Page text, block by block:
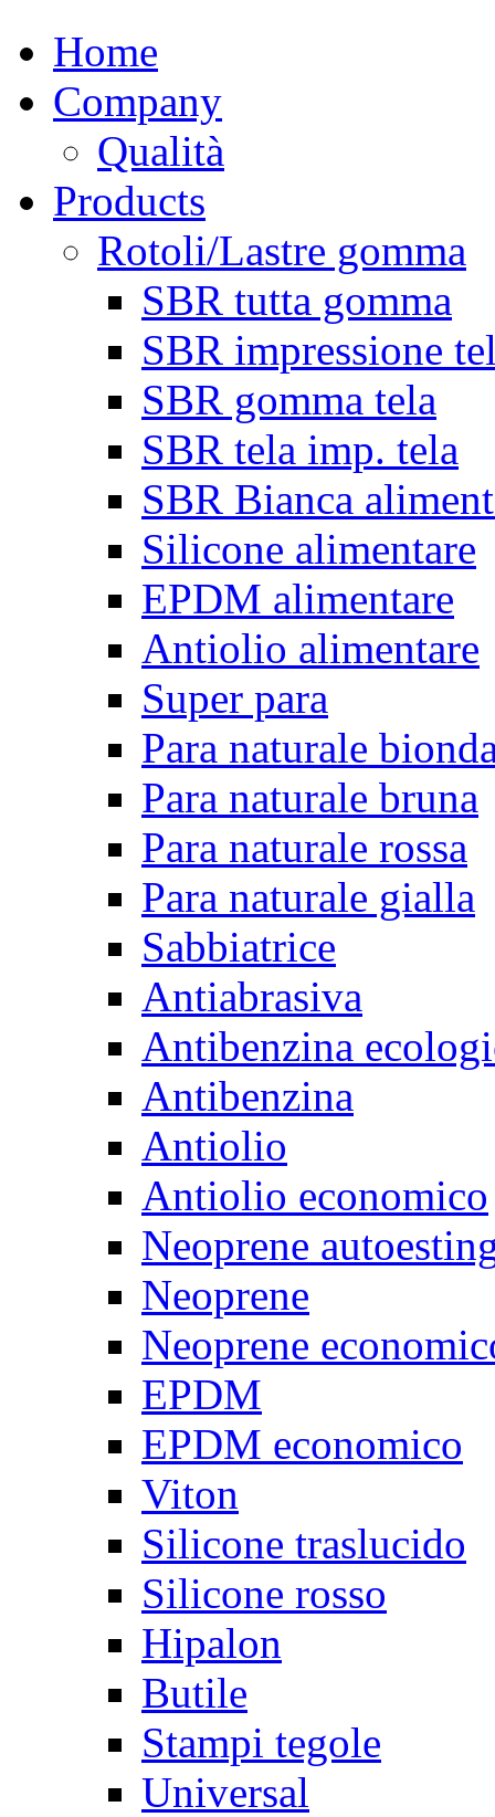
Home
Company
Qualità
Products
Rotoli/Lastre gomma
SBR tutta gomma
SBR impressione
SBR gomma tela
SBR tela imp. tela
SBR Bianca
Silicone alimentare
EPDM alimentare
Antiolio alimentare
Super para
Para naturale
Para naturale bruna
Para naturale rossa
Para naturale gialla
Sabbiatrice
Antiabrasiva
Antibenzina
Antibenzina
Antiolio
Antiolio economico
Neoprene
Neoprene
Neoprene
EPDM
EPDM economico
Viton
Silicone traslucido
Silicone rosso
Hipalon
Butile
Stampi tegole
Universal